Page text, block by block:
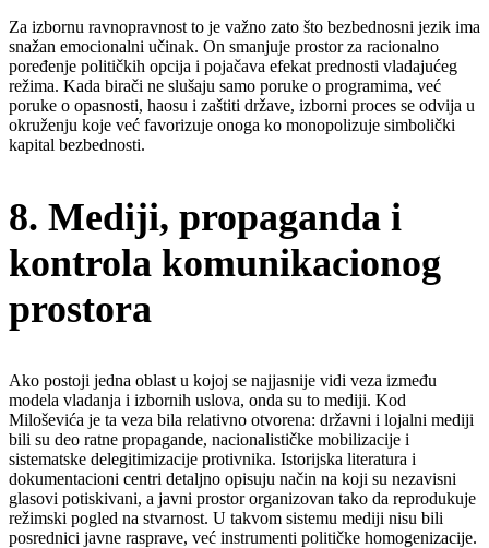
Za izbornu ravnopravnost to je važno zato što bezbednosni jezik ima
snažan emocionalni učinak. On smanjuje prostor za racionalno
poređenje političkih opcija i pojačava efekat prednosti vladajućeg
režima. Kada birači ne slušaju samo poruke o programima, već
poruke o opasnosti, haosu i zaštiti države, izborni proces se odvija u
okruženju koje već favorizuje onoga ko monopolizuje simbolički
kapital bezbednosti.
8. Mediji, propaganda i
kontrola komunikacionog
prostora
Ako postoji jedna oblast u kojoj se najjasnije vidi veza između
modela vladanja i izbornih uslova, onda su to mediji. Kod
Miloševića je ta veza bila relativno otvorena: državni i lojalni mediji
bili su deo ratne propagande, nacionalističke mobilizacije i
sistematske delegitimizacije protivnika. Istorijska literatura i
dokumentacioni centri detaljno opisuju način na koji su nezavisni
glasovi potiskivani, a javni prostor organizovan tako da reprodukuje
režimski pogled na stvarnost. U takvom sistemu mediji nisu bili
posrednici javne rasprave, već instrumenti političke homogenizacije.